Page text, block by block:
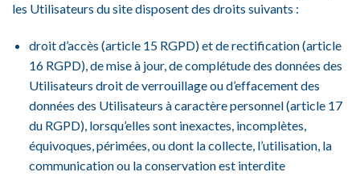
les Utilisateurs du site disposent des droits suivants :
droit d’accès (article 15 RGPD) et de rectification (article
16 RGPD), de mise à jour, de complétude des données des
Utilisateurs droit de verrouillage ou d’effacement des
données des Utilisateurs à caractère personnel (article 17
du RGPD), lorsqu’elles sont inexactes, incomplètes,
équivoques, périmées, ou dont la collecte, l’utilisation, la
communication ou la conservation est interdite